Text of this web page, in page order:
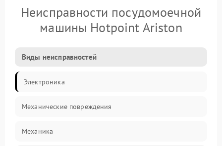
Неисправности посудомоечной
машины Hotpoint Ariston
Виды неисправностей
Электроника
Механические повреждения
Механика